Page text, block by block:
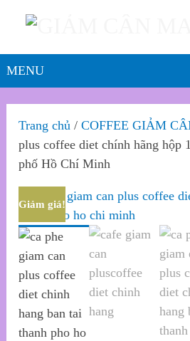
MENU
Trang chủ /COFFEE GIẢM
plus coffee diet chính hãng hộp
phố Hồ Chí Minh
Giảm giá!